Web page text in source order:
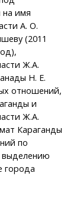
на имя
А. О.
(2011
Ж.А.
Н. Е.
отношений,
и
Ж.А.
Караганды
по
выделению
города